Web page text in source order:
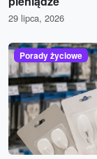
29 lipca, 2026
Porady życiowe